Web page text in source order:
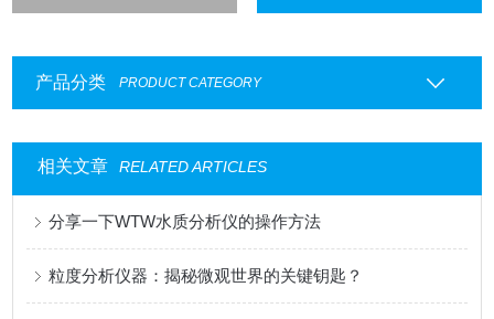
产品分类 PRODUCT CATEGORY
相关文章 RELATED ARTICLES
分享一下WTW水质分析仪的操作方法
粒度分析仪器：揭秘微观世界的关键钥匙？